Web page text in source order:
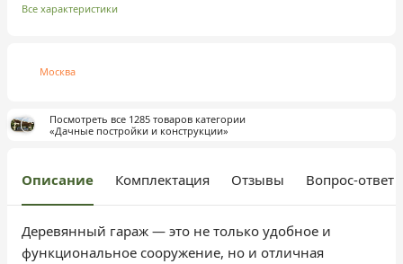
Все характеристики
Москва
Посмотреть все 1285 товаров категории
«Дачные постройки и конструкции»
Описание Комплектация Отзывы Вопрос-ответ
Деревянный гараж — это не только удобное и
функциональное сооружение, но и отличная